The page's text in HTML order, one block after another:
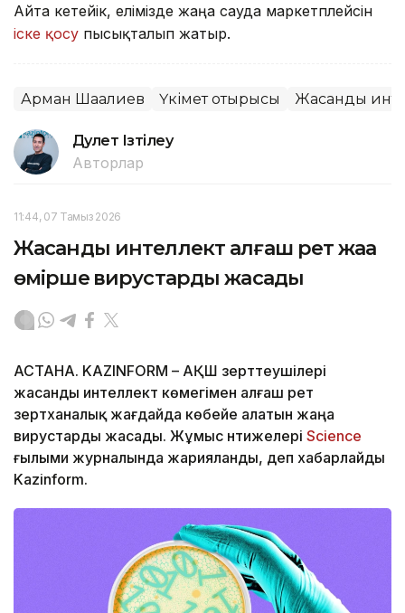
Айта кетейік, елімізде жаңа сауда маркетплейсін
іске қосу пысықталып жатыр.
Арман Шаққалиев Үкімет отырысы Жасанды
Дәулет Ізтілеу
Авторлар
11:44, 07 Тамыз 2026
Жасанды интеллект алғаш рет жаңа
өміршең вирустарды жасады
АСТАНА. KAZINFORM – АҚШ зерттеушілері
жасанды интеллект көмегімен алғаш рет
зертханалық жағдайда көбейе алатын жаңа
вирустарды жасады. Жұмыс нәтижелері Science
ғылыми журналында жарияланды, деп хабарлайды
Kazinform.